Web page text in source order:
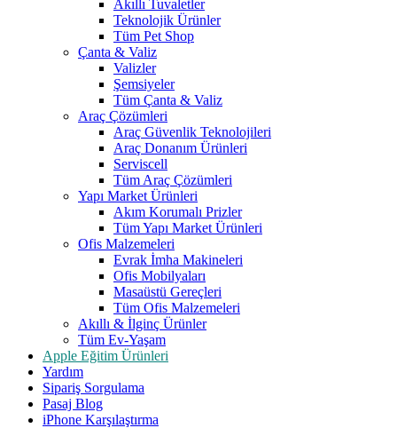
Akıllı Tuvaletler
Teknolojik Ürünler
Tüm Pet Shop
Çanta & Valiz
Valizler
Şemsiyeler
Tüm Çanta & Valiz
Araç Çözümleri
Araç Güvenlik Teknolojileri
Araç Donanım Ürünleri
Serviscell
Tüm Araç Çözümleri
Yapı Market Ürünleri
Akım Korumalı Prizler
Tüm Yapı Market Ürünleri
Ofis Malzemeleri
Evrak İmha Makineleri
Ofis Mobilyaları
Masaüstü Gereçleri
Tüm Ofis Malzemeleri
Akıllı & İlginç Ürünler
Tüm Ev-Yaşam
Apple Eğitim Ürünleri
Yardım
Sipariş Sorgulama
Pasaj Blog
iPhone Karşılaştırma